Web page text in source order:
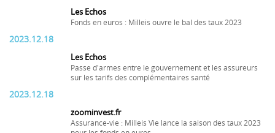
Les Echos
Fonds en euros : Milleis ouvre le bal des taux 2023
2023.12.18
Les Echos
Passe d'armes entre le gouvernement et les assureurs
sur les tarifs des complémentaires santé
2023.12.18
zoominvest.fr
Assurance-vie : Milleis Vie lance la saison des taux 2023